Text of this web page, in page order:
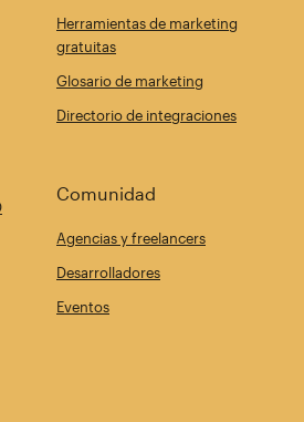
Herramientas de marketing
gratuitas
Glosario de marketing
Directorio de integraciones
Comunidad
Agencias y freelancers
Desarrolladores
Eventos